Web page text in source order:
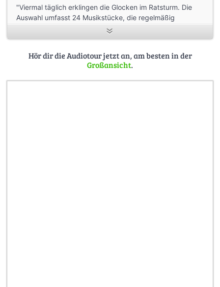
"Viermal täglich erklingen die Glocken im Ratsturm. Die
Auswahl umfasst 24 Musikstücke, die regelmäßig
Jahrhundert
12 Uhr - “Tierkreis - 12 Melodien der Sternzeichen” des
Komponisten Karlheinz Stockhausen.
Hör dir die Audiotour jetzt an, am besten in der
Großansicht.